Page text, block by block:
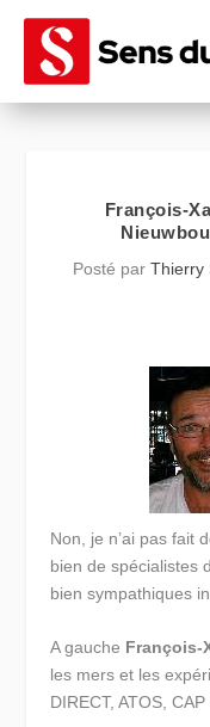
François-
Posté par Thierry
Non, je n’ai pas fait
bien de spécialistes
bien sympathiques
A gauche François-
les mers et les
DIRECT, ATOS,